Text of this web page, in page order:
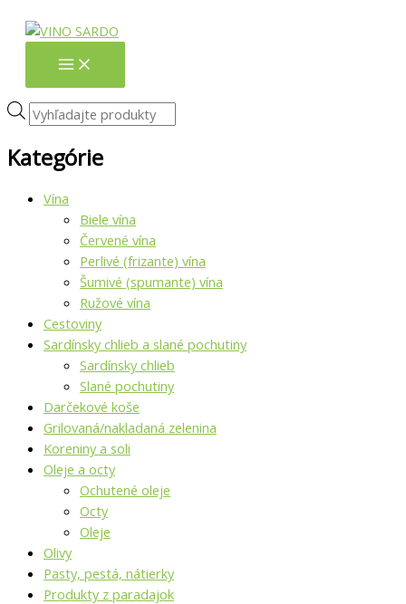
search
Kategórie
Vína
Biele vína
Červené vína
Perlivé (frizante) vína
Šumivé (spumante) vína
Ružové vína
Cestoviny
Sardínsky chlieb a slané pochutiny
Sardínsky chlieb
Slané pochutiny
Darčekové koše
Grilovaná/nakladaná zelenina
Koreniny a soli
Oleje a octy
Ochutené oleje
Octy
Oleje
Olivy
Pasty, pestá, nátierky
Produkty z paradajok
EXTRA
OLIVOVÝ
OLEJ
Fruttato
ml
EXTRA
OLIVOVÝ
OLEJ
Fruttato
ml